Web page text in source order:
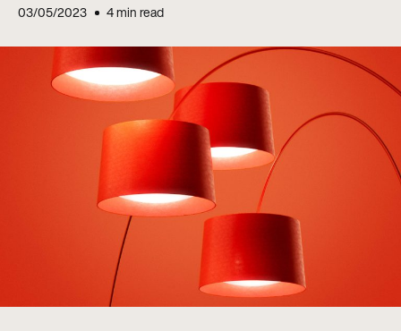
03/05/2023 4min read